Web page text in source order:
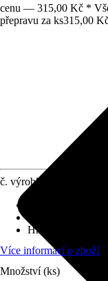
cenu — 315,00 Kč *
přepravu za ks315,00
č. výrobku
Hmotnost
Více informací o zboží
Množství (ks)